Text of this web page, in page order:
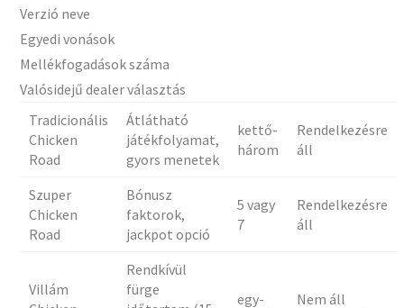
Verzió neve
Egyedi vonások
Mellékfogadások száma
Valósidejű dealer választás
Tradicionális
Chicken
Road
Átlátható
játékfolyamat,
gyors menetek
kettő-
három
Rendelkezésre
áll
Szuper
Chicken
Road
Bónusz
faktorok,
jackpot opció
5 vagy
7
Rendelkezésre
áll
Villám
Rendkívül
fürge
egy-
Nem áll